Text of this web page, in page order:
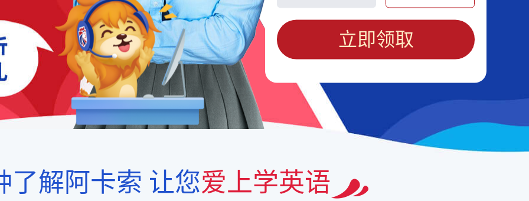
立即领取
了解阿卡索 让您爱上学英语